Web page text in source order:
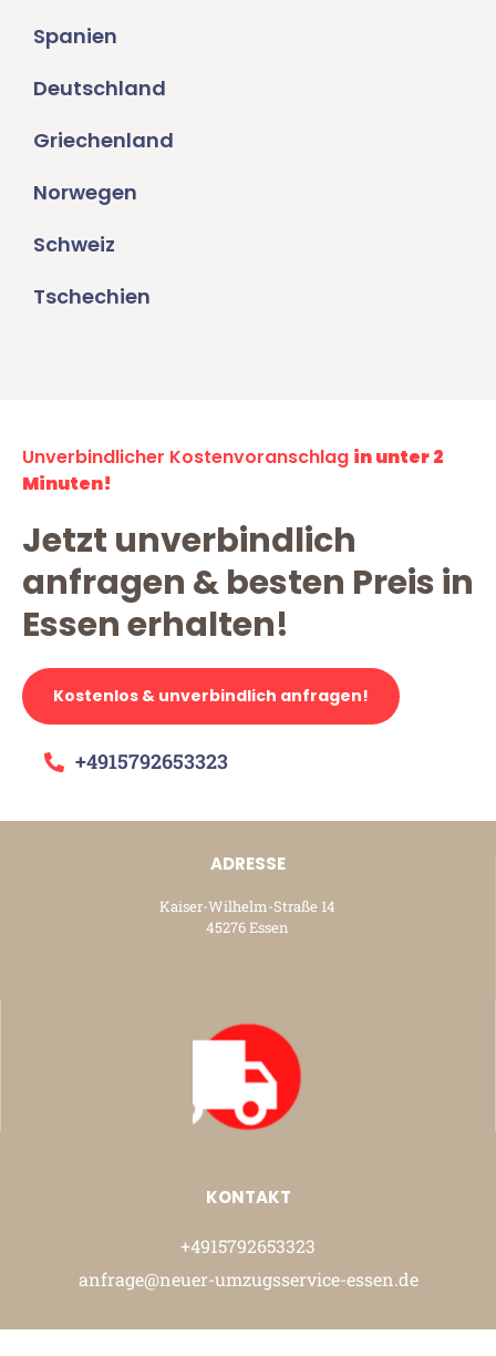
Spanien
Deutschland
Griechenland
Norwegen
Schweiz
Tschechien
Unverbindlicher Kostenvoranschlag in unter 2
Minuten!
Jetzt unverbindlich
anfragen & besten Preis in
Essen erhalten!
Kostenlos & unverbindlich anfragen!
+4915792653323
ADRESSE
Kaiser-Wilhelm-Straße 14
45276 Essen
KONTAKT
+4915792653323
anfrage@neuer-umzugsservice-essen.de